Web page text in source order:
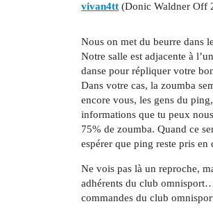
vivan4tt (Donic Waldner Off
Nous on met du beurre dans
Notre salle est adjacente à
danse pour répliquer votre
Dans votre cas, la zoumba
encore vous, les gens du
informations que tu peux
75% de zoumba. Quand ce
espérer que ping reste pris en
Ne vois pas là un reproche,
adhérents du club
commandes du club